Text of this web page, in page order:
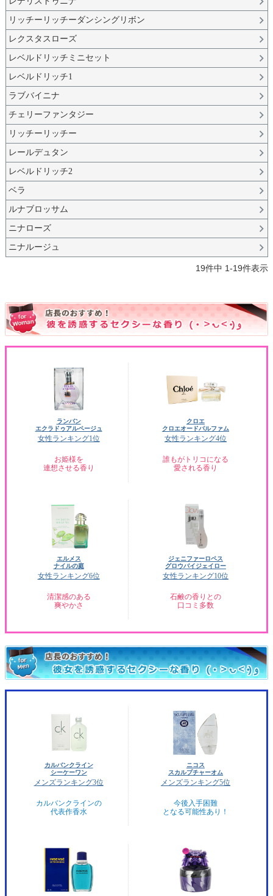
リッチーリッチーダンシングリボン
レクスタスローズ
レベルドリッチミニセット
レベルドリッチ1
ラブバイニナ
チェリーファンタジー
リッチーリッチー
レールデュタン
レベルドリッチ2
ベラ
ルナブロッサム
ニナローズ
ニナルージュ
19件中 1-19件表示
ランバン
エクラドゥアルページュ
女性ランキング1位
お姫様を
連想させる香り
クロエ
クロエオードパルファム
女性ランキング4位
誰もがトリコになる
愛される香り
エルメス
ナイルの庭
女性ランキング6位
清潔感のある
爽やかさ
ジェニファーロペス
グロウバイジェイロー
女性ランキング10位
石鹸の香りとの
口コミ多数
カルバンクライン
シーケーワン
メンズランキング3位
カルバンクラインの
代表作香水
ニコス
スカルプチャーオム
メンズランキング5位
今後入手困難
となる可能性あり！